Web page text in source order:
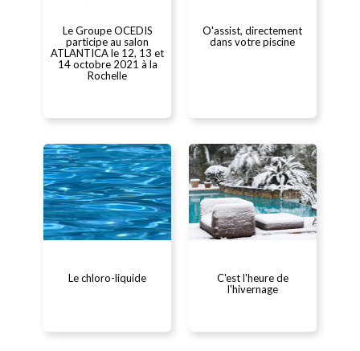
Le Groupe OCEDIS
participe au salon
ATLANTICA le 12, 13 et
14 octobre 2021 à la
Rochelle
O'assist, directement
dans votre piscine
En détail...
Le chloro-liquide
En détail...
C'est l'heure de
l'hivernage